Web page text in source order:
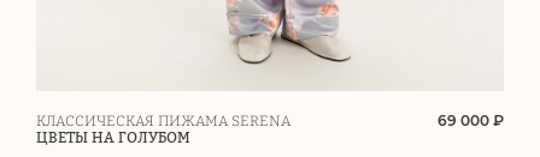
КЛАССИЧЕСКАЯ ПИЖАМА SERENA
ЦВЕТЫ НА ГОЛУБОМ
69 000 ₽